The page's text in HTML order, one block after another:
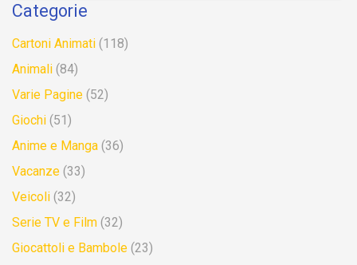
Categorie
Cartoni Animati (118)
Animali (84)
Varie Pagine (52)
Giochi (51)
Anime e Manga (36)
Vacanze (33)
Veicoli (32)
Serie TV e Film (32)
Giocattoli e Bambole (23)